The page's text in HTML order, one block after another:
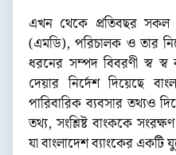
এখন থেকে প্রতিবছর সকল
(এমডি), পরিচালক ও তার
ধরনের সম্পদ বিবরণী স্ব স্ব
দেয়ার নির্দেশ দিয়েছে
পারিবারিক ব্যবসার তথ্যও
তথ্য, সংশ্লিষ্ট বাংককে
যা বাংলাদেশ ব্যাংকের একটি